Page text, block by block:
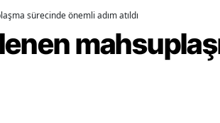
sürecinde önemli adım atıldı